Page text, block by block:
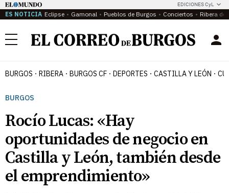
EDICIONES CyL
ES NOTICIA Eclipse Gamonal Pueblos de Burgos Conciertos Ribera del
Menú
BURGOS RIBERA BURGOS CF DEPORTES CASTILLA Y LEÓN
BURGOS
Rocío Lucas: «Hay
oportunidades de negocio en
Castilla y León, también desde
el emprendimiento»